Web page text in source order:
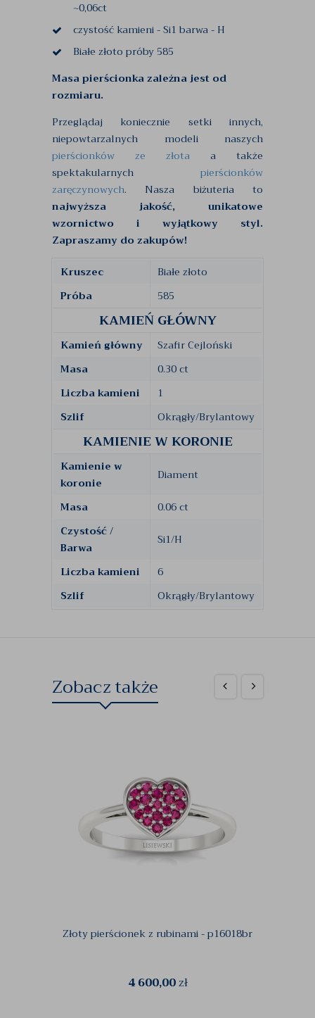
~0,06ct
czystość kamieni - Si1 barwa - H
Białe złoto próby 585
Masa pierścionka zależna jest od
rozmiaru.
Przeglądaj koniecznie setki innych,
niepowtarzalnych modeli naszych
pierścionków ze złota a także
spektakularnych pierścionków
zaręczynowych. Nasza biżuteria to
najwyższa jakość, unikatowe
wzornictwo i wyjątkowy styl.
Zapraszamy do zakupów!
Kruszec
Białe złoto
Próba
585
KAMIEŃ GŁÓWNY
Kamień główny
Szafir Cejloński
Masa
0.30 ct
Liczba kamieni
1
Szlif
Okrągły/Brylantowy
KAMIENIE W KORONIE
Kamienie w
koronie
Diament
Masa
0.06 ct
Czystość /
Barwa
Si1/H
Liczba kamieni
6
Szlif
Okrągły/Brylantowy
Zobacz także
Złoty pierścionek z rubinami - p16018br
4 600,00zł